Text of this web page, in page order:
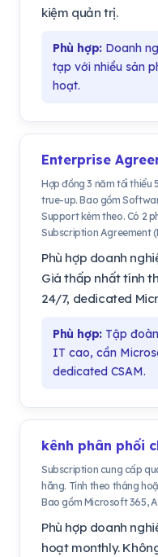
kiệm quản trị.
Phù hợp:Doanh
tạp với nhiều sản
hoạt.
Enterprise
Hợp đồng 3 năm tối thiểu
true-up. Bao gồm
Support kèm theo. Có 2
Subscription Agreement
Phù hợp doanh
Giá thấp nhất tính
24/7, dedicated
Phù hợp:Tập đoàn
IT cao, cần
dedicated CSAM.
kênh phân phối
Subscription cung cấp
hãng. Tính theo tháng
Bao gồm Microsoft 365,
Phù hợp doanh
hoạt monthly.